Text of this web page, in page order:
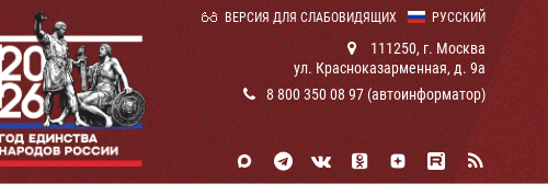
РУССКИЙ
ВЕРСИЯ ДЛЯ СЛАБОВИДЯЩИХ
111250, г. Москва
ул. Красноказарменная, д. 9а
8 800 350 08 97 (автоинформатор)